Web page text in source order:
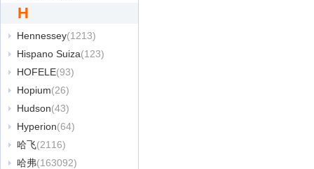
H
Hennessey(1213)
Hispano Suiza(123)
HOFELE(93)
Hopium(26)
Hudson(43)
Hyperion(64)
哈飞(2116)
哈弗(163092)